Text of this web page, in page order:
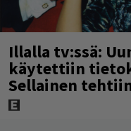
Illalla tv:ssä:
käytettiin
Sellainen